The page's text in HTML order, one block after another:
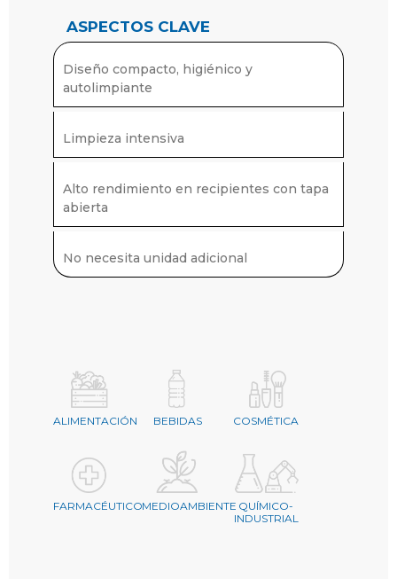
ASPECTOS CLAVE
Diseño compacto, higiénico y
autolimpiante
Limpieza intensiva
Alto rendimiento en recipientes con tapa
abierta
No necesita unidad adicional
ALIMENTACIÓN BEBIDAS COSMÉTICA
FARMACÉUTICOMEDIOAMBIENTE QUÍMICO-
INDUSTRIAL